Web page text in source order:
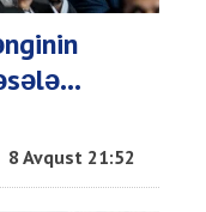
8 Avqust 21:52